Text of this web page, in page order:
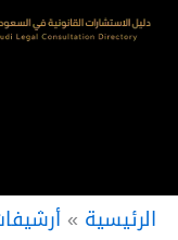
تخطي
الرئيسية »